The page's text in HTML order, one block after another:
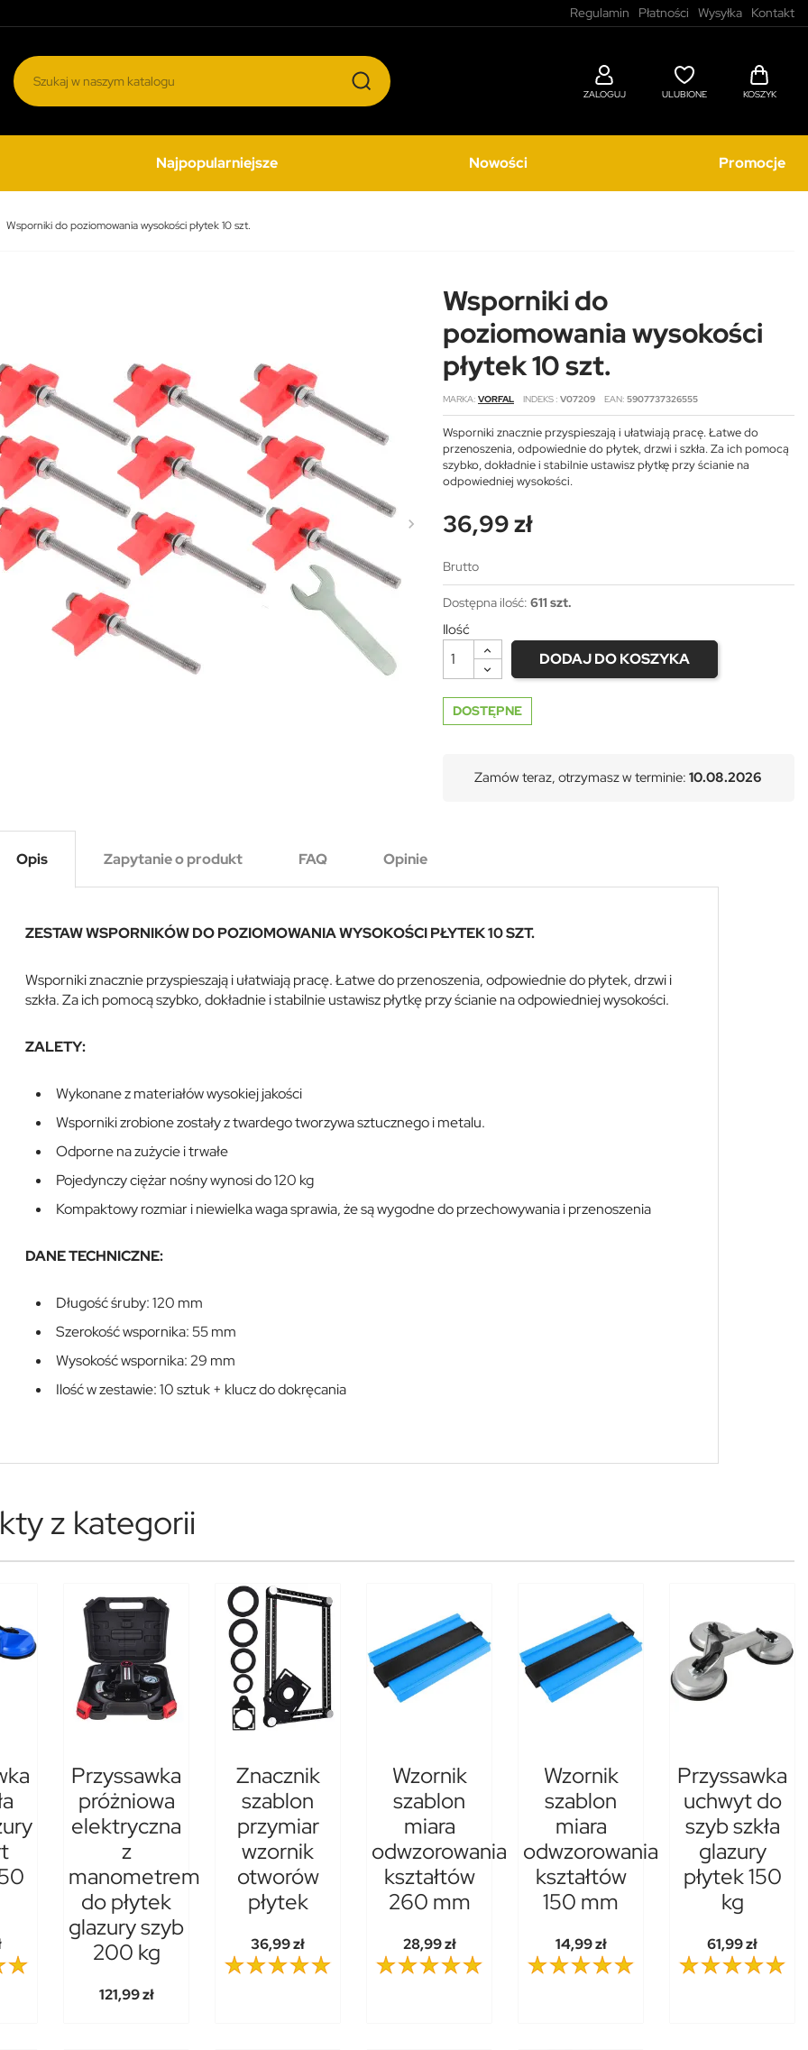
Regulamin Płatności Wysyłka Kontakt
ZALOGUJ ULUBIONE KOSZYK
Najpopularniejsze Nowości Promocje
Wsporniki do poziomowania wysokości płytek 10 szt.
Wsporniki do
poziomowania wysokości
płytek 10 szt.
MARKA VORFAL INDEKS V07209 EAN 5907737326555
Wsporniki znacznie przyspieszają i ułatwiają pracę. Łatwe do
przenoszenia, odpowiednie do płytek, drzwi i szkła. Za ich pomocą
szybko, dokładnie i stabilnie ustawisz płytkę przy ścianie na
odpowiedniej wysokości.
36,99 zł
Brutto
Dostępna ilość: 611 szt.
Ilość
DODAJ DO KOSZYKA
DOSTĘPNE
Zamów teraz, otrzymasz w terminie: 10.08.2026
Opis Zapytanie o produkt FAQ Opinie
ZESTAW WSPORNIKÓW DO POZIOMOWANIA WYSOKOŚCI PŁYTEK 10 SZT.
Wsporniki znacznie przyspieszają i ułatwiają pracę. Łatwe do przenoszenia, odpowiednie do płytek, drzwi i
szkła. Za ich pomocą szybko, dokładnie i stabilnie ustawisz płytkę przy ścianie na odpowiedniej wysokości.
ZALETY:
Wykonane z materiałów wysokiej jakości
Wsporniki zrobione zostały z twardego tworzywa sztucznego i metalu.
Odporne na zużycie i trwałe
Pojedynczy ciężar nośny wynosi do 120 kg
Kompaktowy rozmiar i niewielka waga sprawia, że są wygodne do przechowywania i przenoszenia
DANE TECHNICZNE:
Długość śruby: 120 mm
Szerokość wspornika: 55 mm
Wysokość wspornika: 29 mm
Ilość w zestawie: 10 sztuk + klucz do dokręcania
z kategorii
Przyssawka
próżniowa
elektryczna
z
manometrem
do płytek
glazury szyb
200 kg
121,99 zł
Znacznik
szablon
przymiar
wzornik
otworów
płytek
36,99 zł
Wzornik
szablon
miara
odwzorowania
kształtów
260 mm
28,99 zł
Wzornik
szablon
miara
odwzorowania
kształtów
150 mm
14,99 zł
Przyssawka
uchwyt do
szyb szkła
glazury
płytek 150
kg
61,99 zł